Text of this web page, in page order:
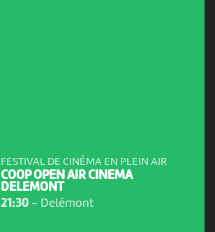
FESTIVAL DE CINÉMA EN PLEIN AIR
COOP OPEN AIR CINEMA
DELEMONT
21:30- Delémont